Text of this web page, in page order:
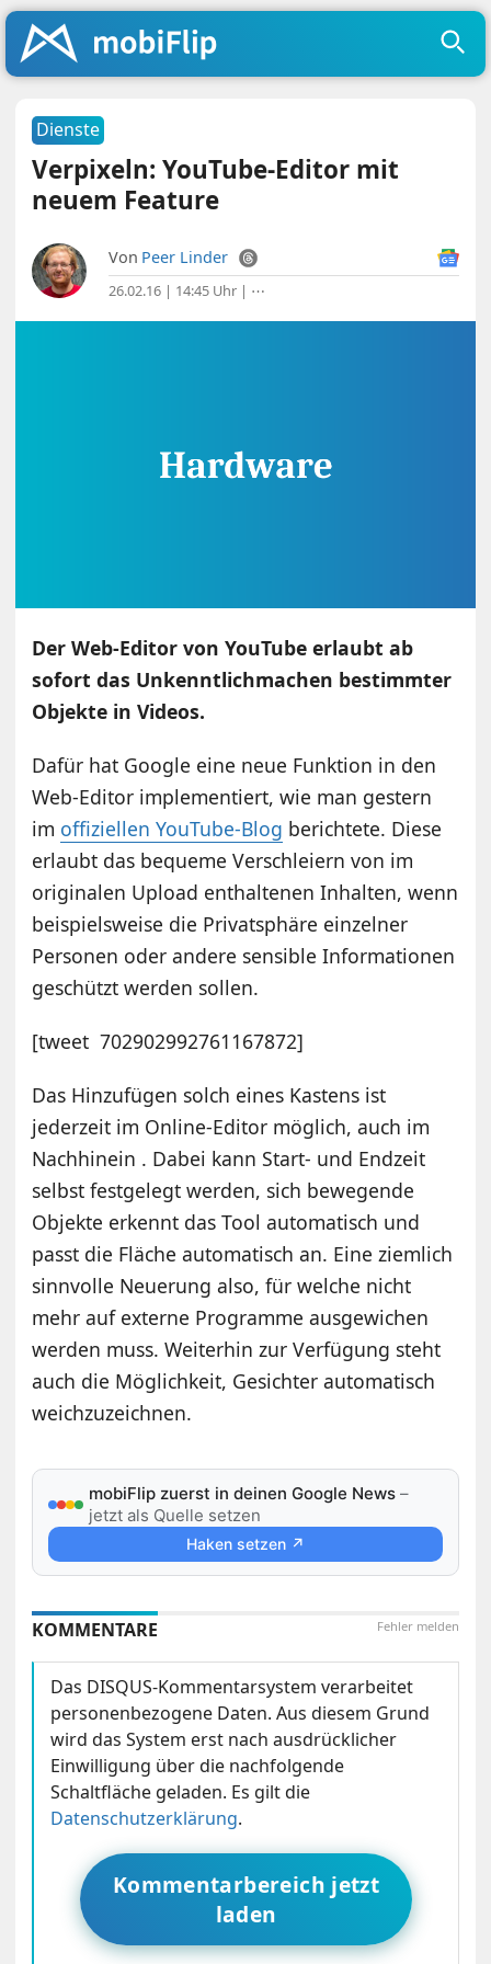
Dienste
Verpixeln: YouTube-Editor mit
neuem Feature
Von Peer Linder
26.02.16 | 14:45 Uhr | ⋯
Der Web-Editor von YouTube erlaubt ab
sofort das Unkenntlichmachen bestimmter
Objekte in Videos.
Dafür hat Google eine neue Funktion in den
Web-Editor implementiert, wie man gestern
im offiziellen YouTube-Blog berichtete. Diese
erlaubt das bequeme Verschleiern von im
originalen Upload enthaltenen Inhalten, wenn
beispielsweise die Privatsphäre einzelner
Personen oder andere sensible Informationen
geschützt werden sollen.
[tweet 702902992761167872]
Das Hinzufügen solch eines Kastens ist
jederzeit im Online-Editor möglich, auch im
Nachhinein . Dabei kann Start- und Endzeit
selbst festgelegt werden, sich bewegende
Objekte erkennt das Tool automatisch und
passt die Fläche automatisch an. Eine ziemlich
sinnvolle Neuerung also, für welche nicht
mehr auf externe Programme ausgewichen
werden muss. Weiterhin zur Verfügung steht
auch die Möglichkeit, Gesichter automatisch
weichzuzeichnen.
mobiFlip zuerst in deinen Google News –
jetzt als Quelle setzen
Haken setzen ↗
Fehler melden
KOMMENTARE
Das DISQUS-Kommentarsystem verarbeitet
personenbezogene Daten. Aus diesem Grund
wird das System erst nach ausdrücklicher
Einwilligung über die nachfolgende
Schaltfläche geladen. Es gilt die
Datenschutzerklärung.
Kommentarbereich jetzt
laden